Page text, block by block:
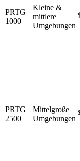
PRTG
1000
Kleine &
mittlere
Umgebungen
PRTG
2500
Mittelgroße
Umgebungen